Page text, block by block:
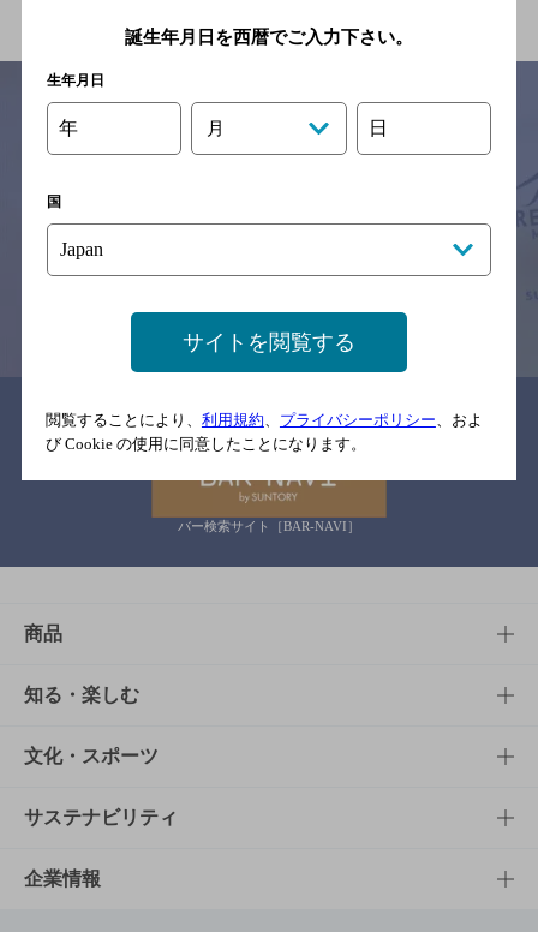
※それぞれのお店のメニューや営業時間などの掲載情報については、
予告なしに変更されることがありますので、
念のためお店にご確認の上ご来店くださいますようお願い申し上げま
情報提供：ぐるなび
関連リンク
バー検索サイト［BAR-NAVI］
商品
商品TOP
商品一覧
商品発売情報
栄養成分一覧
知る・楽しむ
知る・楽しむTOP
キャンペーン
工場見学
文化・スポーツ
文化・スポーツTOP
サントリーホール
サステナビリティ
サステナビリティTOP
企業情報
誕生年月日を西暦でご入力下さい。
生年月日
年 月 日
国
サイトを閲覧する
閲覧することにより、 利用規約、 プライバシーポリシー、およ
び Cookie の使用に同意したことになります。